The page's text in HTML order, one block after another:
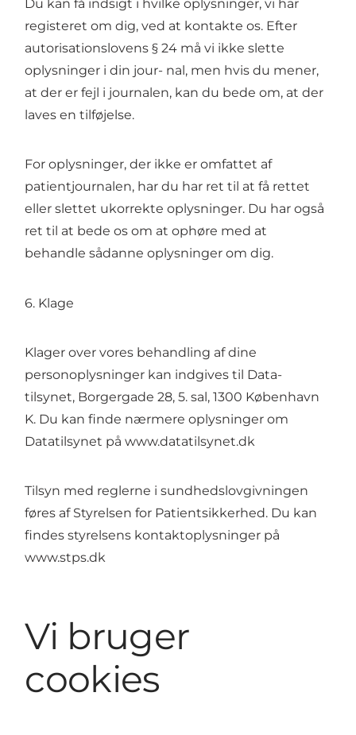
Du kan få indsigt i hvilke oplysninger, vi har
registeret om dig, ved at kontakte os. Efter
autorisationslovens § 24 må vi ikke slette
oplysninger i din jour- nal, men hvis du mener,
at der er fejl i journalen, kan du bede om, at der
laves en tilføjelse.
For oplysninger, der ikke er omfattet af
patientjournalen, har du har ret til at få rettet
eller slettet ukorrekte oplysninger. Du har også
ret til at bede os om at ophøre med at
behandle sådanne oplysninger om dig.
6. Klage
Klager over vores behandling af dine
personoplysninger kan indgives til Data-
tilsynet, Borgergade 28, 5. sal, 1300 København
K. Du kan finde nærmere oplysninger om
Datatilsynet på www.datatilsynet.dk
Tilsyn med reglerne i sundhedslovgivningen
føres af Styrelsen for Patientsikkerhed. Du kan
findes styrelsens kontaktoplysninger på
www.stps.dk
Vi bruger
cookies